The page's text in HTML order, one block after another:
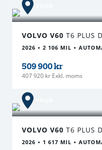
VOLVO V60 T6 PLUS
2026 2 106 MIL
509 900 kr
407 920 kr Exkl. moms
VOLVO V60 T6 PLUS
2026 1 617 MIL